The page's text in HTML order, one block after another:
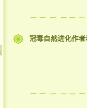
冠毒自然进化作